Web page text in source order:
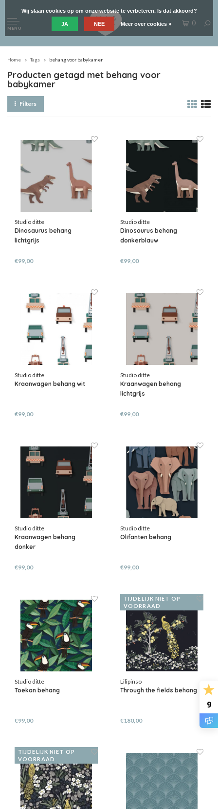
9
MENU
0
Home Tags behang voor babykamer
Producten getagd met behang voor
babykamer
Filters
Studio ditte
Dinosaurus behang
lichtgrijs
€99,00
Studio ditte
Dinosaurus behang
donkerblauw
€99,00
Studio ditte
Kraanwagen behang wit
€99,00
Studio ditte
Kraanwagen behang
lichtgrijs
€99,00
Studio ditte
Kraanwagen behang
donker
€99,00
Studio ditte
Olifanten behang
€99,00
Studio ditte
Toekan behang
€99,00
TIJDELIJK NIET OP
VOORRAAD
Lilipinso
Through the fields behang
€180,00
TIJDELIJK NIET OP
VOORRAAD
Wij slaan cookies op om onze website te verbeteren. Is dat akkoord?
JA NEE Meer over cookies »